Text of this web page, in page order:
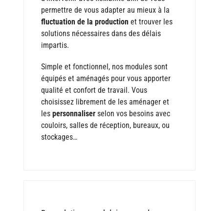
permettre de vous adapter au mieux à la
fluctuation de la production et trouver les
solutions nécessaires dans des délais
impartis.
Simple et fonctionnel, nos modules sont
équipés et aménagés pour vous apporter
qualité et confort de travail. Vous
choisissez librement de les aménager et
lespersonnaliser selon vos besoins avec
couloirs, salles de réception, bureaux, ou
stockages…